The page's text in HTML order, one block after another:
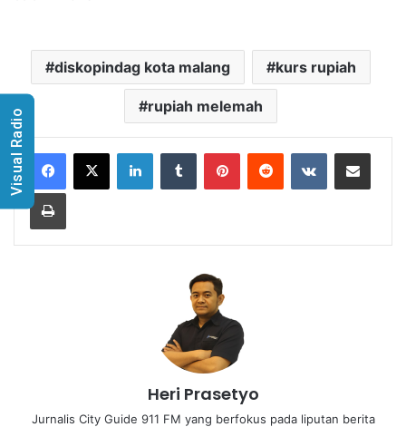
diskopindag kota malang kurs rupiah
rupiah melemah
LinkedInTumblr PinterestReddit VKontakteShare via Email
Print
Heri Prasetyo
Jurnalis City Guide 911 FM yang berfokus pada liputan berita
Visual Radio